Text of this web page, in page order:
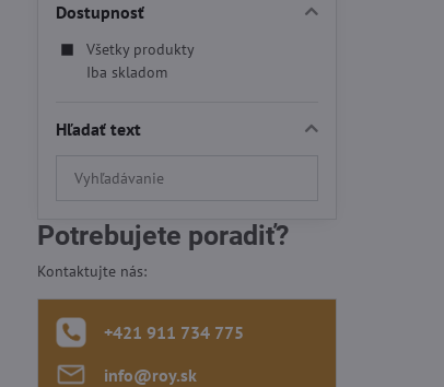
Dostupnosť
Všetky produkty
Iba skladom
Hľadať text
Prehľadať
výsledky
fulltextom
Potrebujete poradiť?
Kontaktujte nás:
+421 911 734 775
info​@roy​.sk